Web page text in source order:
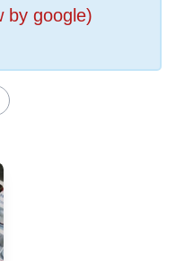
by google)